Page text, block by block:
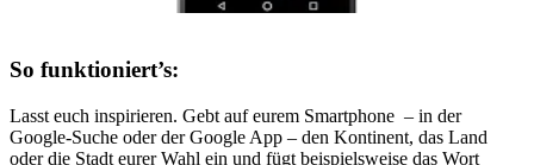
So funktioniert’s:
Lasst euch inspirieren. Gebt auf eurem Smartphone – in der
Google-Suche oder der Google App – den Kontinent, das Land
oder die Stadt eurer Wahl ein und fügt beispielsweise das Wort